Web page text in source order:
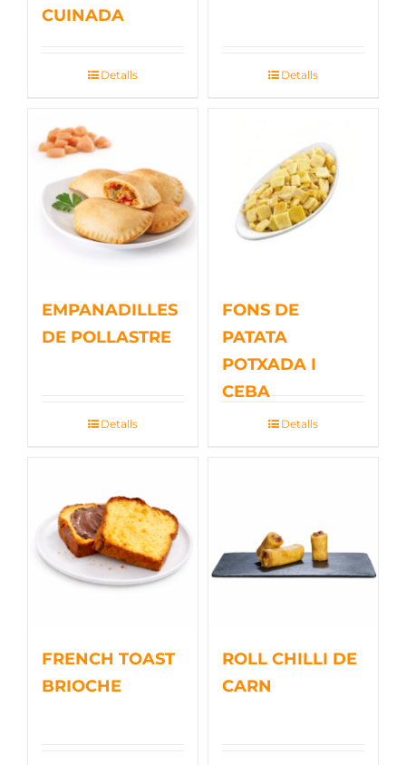
CUINADA
Detalls Detalls
EMPANADILLES
DE POLLASTRE
Detalls
FONS DE
PATATA
POTXADA I
CEBA
Detalls
FRENCH TOAST
BRIOCHE
ROLL CHILLI DE
CARN